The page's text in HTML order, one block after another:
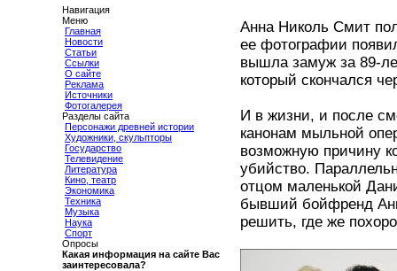
Навигация
Меню
Главная
Новости
Статьи
Ссылки
О сайте
Реклама
Источники
Фотогалерея
Разделы сайта
Персонажи древней истории
Художники, скульпторы
Государство
Телевидение
Литература
Кино, театр
Экономика
Техника
Музыка
Наука
Спорт
Опросы
Какая информация на сайте Вас
заинтересовала?
Анна Николь Смит
ее фотографии
вышла замуж за 89-
который скончался
И в жизни, и после
канонам мыльной
возможную причину
убийство.
отцом маленькой
бывший бойфренд
решить, где же